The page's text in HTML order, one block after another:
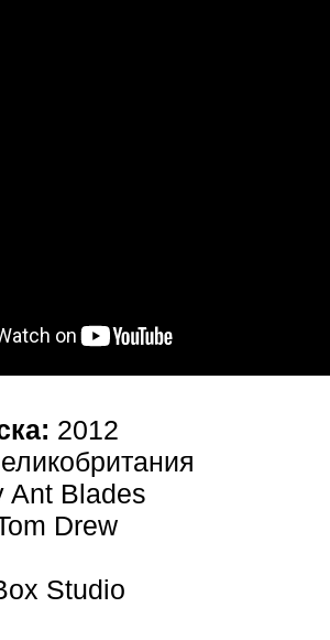
2012
Ant Blades
Drew
Studio